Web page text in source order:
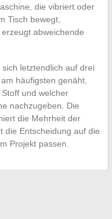
die vibriert oder
Tisch bewegt,
abweichende
letztendlich auf drei
häufigsten genäht,
und welcher
nachzugeben. Die
die Mehrheit der
die Entscheidung auf die
Projekt passen.